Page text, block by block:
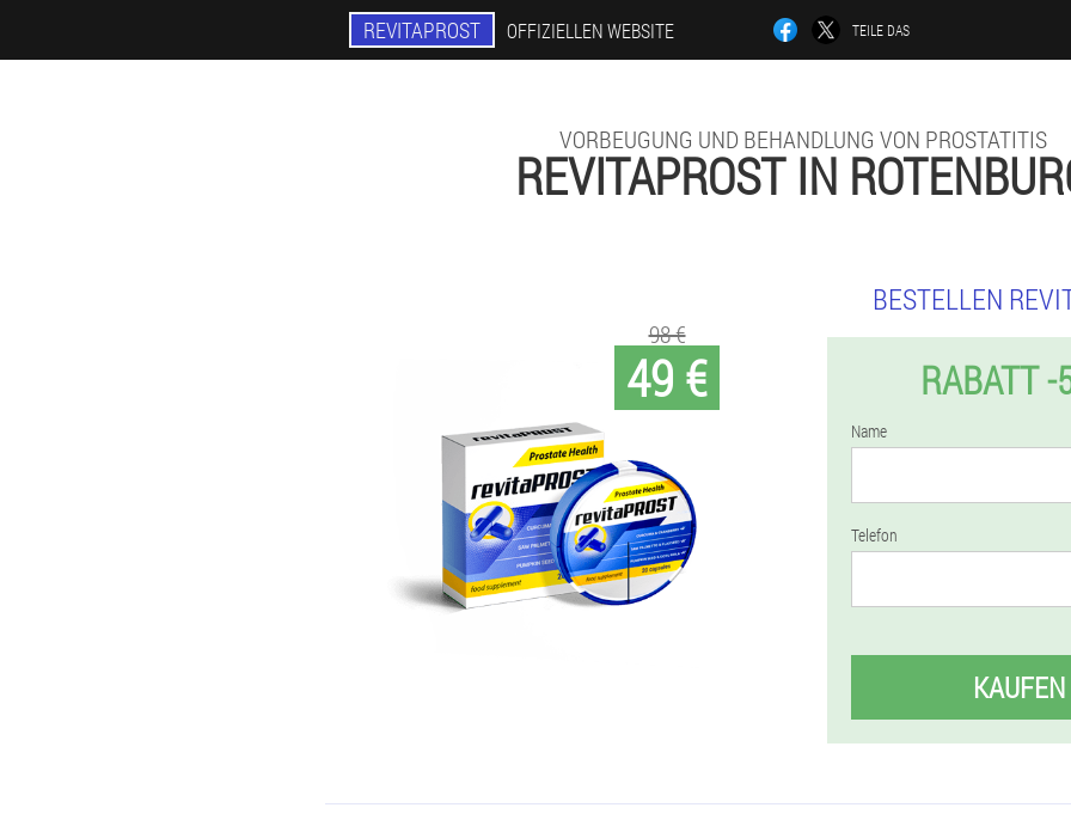
REVITAPROST OFFIZIELLEN WEBSITE TEILE DAS
VORBEUGUNG UND BEHANDLUNG VON PROSTATITIS
REVITAPROST IN
49 €
98 €
BESTELLEN
RABATT -
Name
Telefon
KAUFEN